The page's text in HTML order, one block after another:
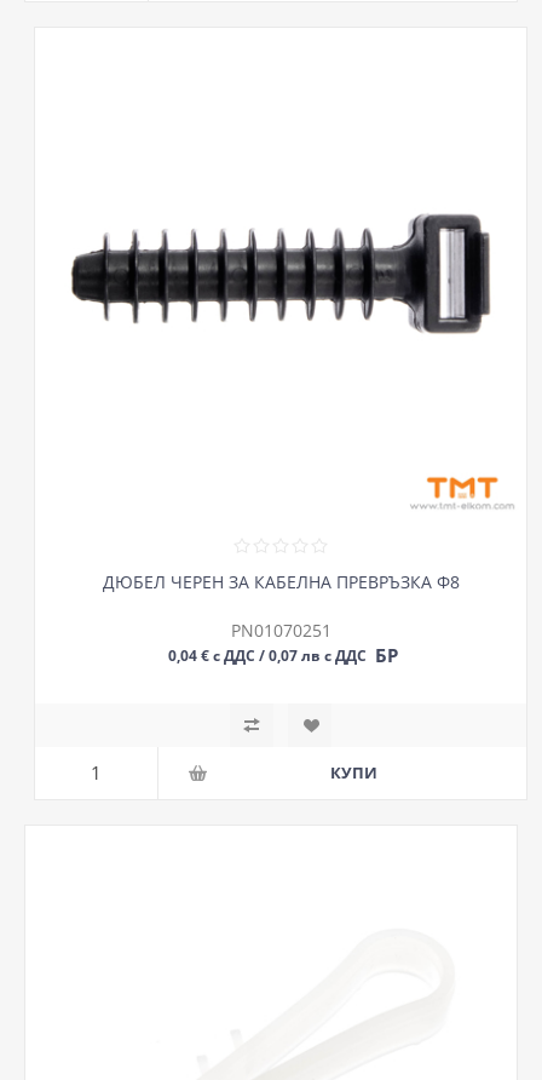
ДЮБЕЛ ЧЕРЕН ЗА КАБЕЛНА ПРЕВРЪЗКА Ф8
PN01070251
0,04 € с ДДС / 0,07 лв с ДДС БР